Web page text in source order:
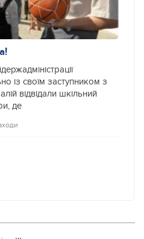
із своїм заступником з
відвідали шкільний
де